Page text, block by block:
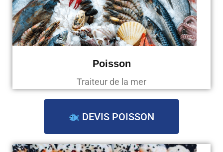
Poisson
Traiteur de la mer
DEVIS POISSON